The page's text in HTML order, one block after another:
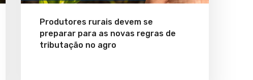
Produtores rurais devem se
preparar para as novas regras de
tributação no agro